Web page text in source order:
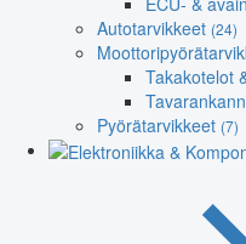
Autotarvikkeet (24)
Takakotelot
Pyörätarvikkeet (7)